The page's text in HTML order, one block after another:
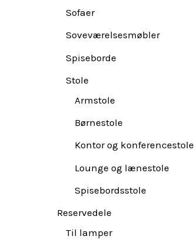
Sofaer
Soveværelsesmøbler
Spiseborde
Stole
Armstole
Børnestole
Kontor og konferencestole
Lounge og lænestole
Spisebordsstole
Reservedele
Til lamper